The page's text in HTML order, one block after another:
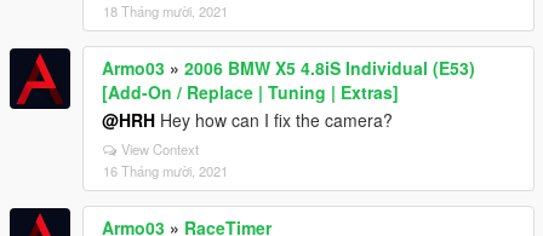
18 Tháng mười, 2021
Armo03 » 2006 BMW X5 4.8iS Individual (E53)
[Add-On / Replace | Tuning | Extras]
@HRH Hey how can I fix the camera?
View Context
16 Tháng mười, 2021
Armo03 » RaceTimer